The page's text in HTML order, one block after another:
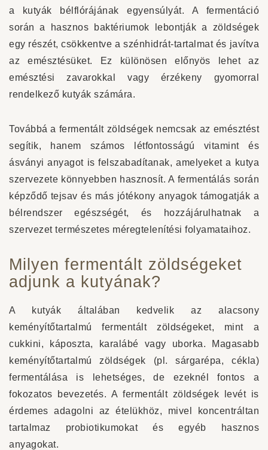
a kutyák bélflórájának egyensúlyát. A fermentáció
során a hasznos baktériumok lebontják a zöldségek
egy részét, csökkentve a szénhidrát-tartalmat és javítva
az emésztésüket. Ez különösen előnyös lehet az
emésztési zavarokkal vagy érzékeny gyomorral
rendelkező kutyák számára.
Továbbá a fermentált zöldségek nemcsak az emésztést
segítik, hanem számos létfontosságú vitamint és
ásványi anyagot is felszabadítanak, amelyeket a kutya
szervezete könnyebben hasznosít. A fermentálás során
képződő tejsav és más jótékony anyagok támogatják a
bélrendszer egészségét, és hozzájárulhatnak a
szervezet természetes méregtelenítési folyamataihoz.
Milyen fermentált zöldségeket
adjunk a kutyának?
A kutyák általában kedvelik az alacsony
keményítőtartalmú fermentált zöldségeket, mint a
cukkini, káposzta, karalábé vagy uborka. Magasabb
keményítőtartalmú zöldségek (pl. sárgarépa, cékla)
fermentálása is lehetséges, de ezeknél fontos a
fokozatos bevezetés. A fermentált zöldségek levét is
érdemes adagolni az ételükhöz, mivel koncentráltan
tartalmaz probiotikumokat és egyéb hasznos
anyagokat.